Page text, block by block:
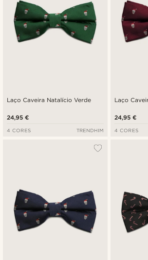
Laço Caveira Natalício Verde
24,95 €
4 CORES TRENDHIM
Laço
24,95 €
4 CORES